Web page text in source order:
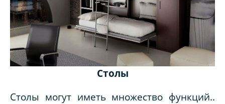
Столы
Столы могут иметь множество функций..